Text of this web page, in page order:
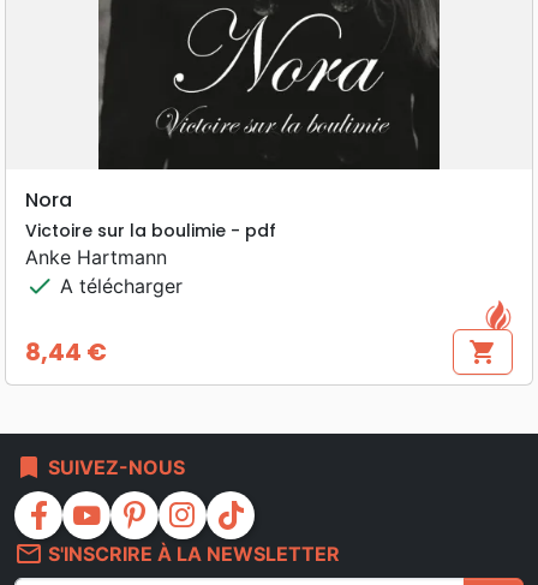
Nora
Victoire sur la boulimie - pdf
Anke Hartmann
check A télécharger
Prix
8,44 € shopping_cart
bookmark SUIVEZ-NOUS
facebook youtube pinterest instagram
tiktok
mail_outline S'INSCRIRE À LA NEWSLETTER